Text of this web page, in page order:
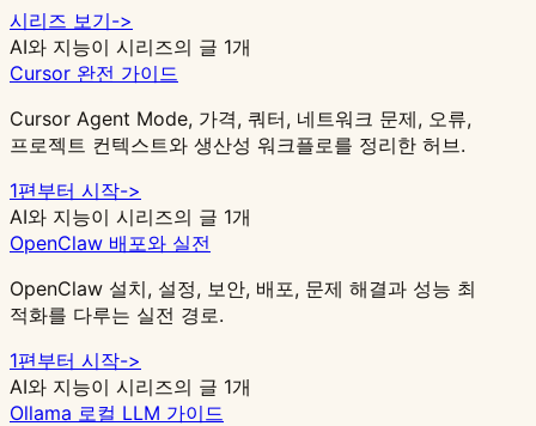
시리즈 보기->
AI와 지능이 시리즈의 글 1개
Cursor 완전 가이드
Cursor Agent Mode, 가격, 쿼터, 네트워크 문제, 오류,
프로젝트 컨텍스트와 생산성 워크플로를 정리한 허브.
1편부터 시작->
AI와 지능이 시리즈의 글 1개
OpenClaw 배포와 실전
OpenClaw 설치, 설정, 보안, 배포, 문제 해결과 성능 최
적화를 다루는 실전 경로.
1편부터 시작->
AI와 지능이 시리즈의 글 1개
Ollama 로컬 LLM 가이드